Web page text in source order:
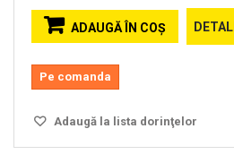
ADAUGĂ ÎN COŞ DETALII
Pe comanda
Adaugă la lista dorinţelor